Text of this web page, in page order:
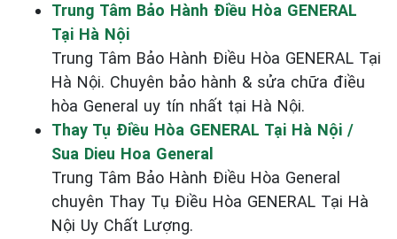
Trung Tâm Bảo Hành Điều Hòa GENERAL
Tại Hà Nội
Trung Tâm Bảo Hành Điều Hòa GENERAL Tại
Hà Nội. Chuyên bảo hành & sửa chữa điều
hòa General uy tín nhất tại Hà Nội.
Thay Tụ Điều Hòa GENERAL Tại Hà Nội /
Sua Dieu Hoa General
Trung Tâm Bảo Hành Điều Hòa General
chuyên Thay Tụ Điều Hòa GENERAL Tại Hà
Nội Uy Chất Lượng.